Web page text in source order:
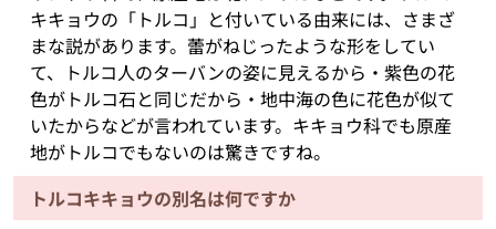
キキョウの「トルコ」と付いている由来には、さまざ
まな説があります。蕾がねじったような形をしてい
て、トルコ人のターバンの姿に見えるから・紫色の花
色がトルコ石と同じだから・地中海の色に花色が似て
いたからなどが言われています。キキョウ科でも原産
地がトルコでもないのは驚きですね。
トルコキキョウの別名は何ですか